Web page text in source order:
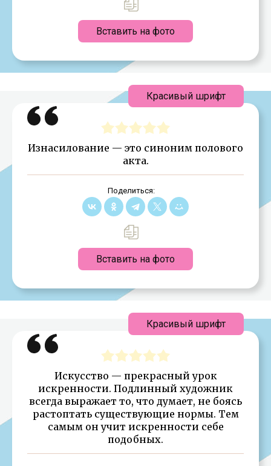
Вставить на фото
Изнасилование — это синоним полового
акта.
Поделиться:
Вставить на фото
Красивый шрифт
Искусство — прекрасный урок
искренности. Подлинный художник
всегда выражает то, что думает, не боясь
растоптать существующие нормы. Тем
самым он учит искренности себе
подобных.
Красивый шрифт